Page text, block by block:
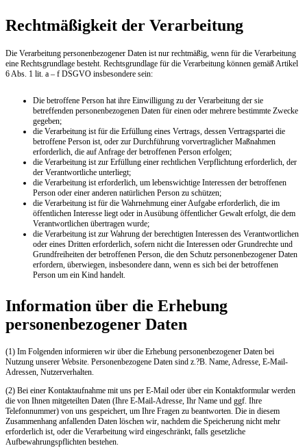
Rechtmäßigkeit der Verarbeitung
Die Verarbeitung personenbezogener Daten ist nur rechtmäßig, wenn für die Verarbeitung
eine Rechtsgrundlage besteht. Rechtsgrundlage für die Verarbeitung können gemäß Artikel
6 Abs. 1 lit. a – f DSGVO insbesondere sein:
Die betroffene Person hat ihre Einwilligung zu der Verarbeitung der sie
betreffenden personenbezogenen Daten für einen oder mehrere bestimmte Zwecke
gegeben;
die Verarbeitung ist für die Erfüllung eines Vertrags, dessen Vertragspartei die
betroffene Person ist, oder zur Durchführung vorvertraglicher Maßnahmen
erforderlich, die auf Anfrage der betroffenen Person erfolgen;
die Verarbeitung ist zur Erfüllung einer rechtlichen Verpflichtung erforderlich, der
der Verantwortliche unterliegt;
die Verarbeitung ist erforderlich, um lebenswichtige Interessen der betroffenen
Person oder einer anderen natürlichen Person zu schützen;
die Verarbeitung ist für die Wahrnehmung einer Aufgabe erforderlich, die im
öffentlichen Interesse liegt oder in Ausübung öffentlicher Gewalt erfolgt, die dem
Verantwortlichen übertragen wurde;
die Verarbeitung ist zur Wahrung der berechtigten Interessen des Verantwortlichen
oder eines Dritten erforderlich, sofern nicht die Interessen oder Grundrechte und
Grundfreiheiten der betroffenen Person, die den Schutz personenbezogener Daten
erfordern, überwiegen, insbesondere dann, wenn es sich bei der betroffenen
Person um ein Kind handelt.
Information über die Erhebung
personenbezogener Daten
(1) Im Folgenden informieren wir über die Erhebung personenbezogener Daten bei
Nutzung unserer Website. Personenbezogene Daten sind z.?B. Name, Adresse, E-Mail-
Adressen, Nutzerverhalten.
(2) Bei einer Kontaktaufnahme mit uns per E-Mail oder über ein Kontaktformular werden
die von Ihnen mitgeteilten Daten (Ihre E-Mail-Adresse, Ihr Name und ggf. Ihre
Telefonnummer) von uns gespeichert, um Ihre Fragen zu beantworten. Die in diesem
Zusammenhang anfallenden Daten löschen wir, nachdem die Speicherung nicht mehr
erforderlich ist, oder die Verarbeitung wird eingeschränkt, falls gesetzliche
Aufbewahrungspflichten bestehen.